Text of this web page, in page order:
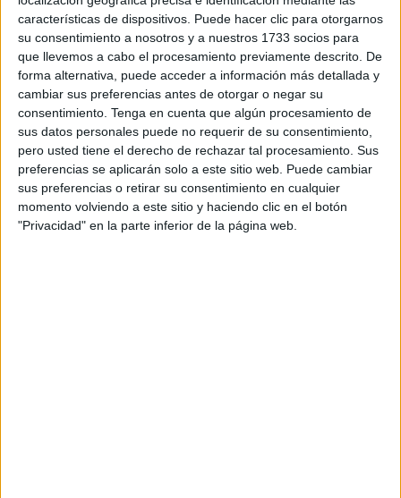
características de dispositivos. Puede hacer clic para otorgarnos
su consentimiento a nosotros y a nuestros 1733 socios para
que llevemos a cabo el procesamiento previamente descrito. De
forma alternativa, puede acceder a información más detallada y
cambiar sus preferencias antes de otorgar o negar su
consentimiento. Tenga en cuenta que algún procesamiento de
sus datos personales puede no requerir de su consentimiento,
pero usted tiene el derecho de rechazar tal procesamiento. Sus
preferencias se aplicarán solo a este sitio web. Puede cambiar
sus preferencias o retirar su consentimiento en cualquier
momento volviendo a este sitio y haciendo clic en el botón
"Privacidad" en la parte inferior de la página web.
al fútbol y otros gritaban, sin contar los robos nocturnos",
explica.
Todo ello también se asemeja a lasimágenes ya
conocidas del Hospital de Tánger, con falta de camas y
pacientes en el suelo.
RelatedPosts
Vecinos e inmigrantes que duermen en el